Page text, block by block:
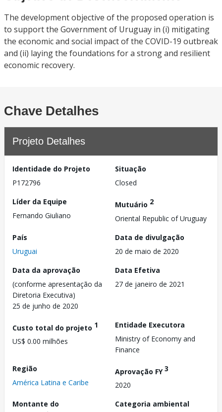
The development objective of the proposed operation is
to support the Government of Uruguay in (i) mitigating
the economic and social impact of the COVID-19 outbreak
and (ii) laying the foundations for a strong and resilient
economic recovery.
Chave Detalhes
Projeto Detalhes
Identidade do Projeto
P172796
Situação
Closed
Líder da Equipe
Fernando Giuliano
Mutuário 2
Oriental Republic of Uruguay
País
Uruguai
Data de divulgação
20 de maio de 2020
Data da aprovação
(conforme apresentação da
Diretoria Executiva)
25 de junho de 2020
Data Efetiva
27 de janeiro de 2021
Custo total do projeto 1
US$ 0.00 milhões
Entidade Executora
Ministry of Economy and
Finance
Região
América Latina e Caribe
Aprovação FY3
2020
Montante do
Categoria ambiental